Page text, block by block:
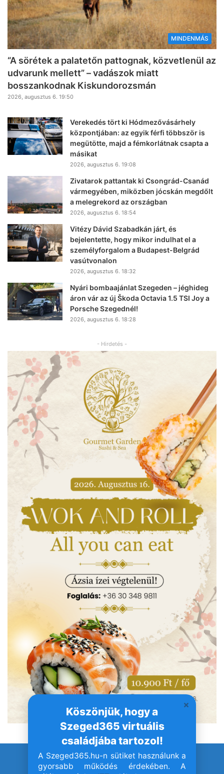
Köszönjük, hogy a
Szeged365 virtuális
családjába tartozol!
A Szeged365.hu-n sütiket használunk a
gyorsabb működés érdekében. A
MINDENMÁS
“A sörétek a palatetőn pattognak, közvetlenül az
udvarunk mellett” – vadászok miatt
bosszankodnak Kiskundorozsmán
2026, augusztus 6. 19:50
Verekedés tört ki Hódmezővásárhely
központjában: az egyik férfi többször is
megütötte, majd a fémkorlátnak csapta a
másikat
2026, augusztus 6. 19:08
Zivatarok pattantak ki Csongrád-Csanád
vármegyében, miközben jócskán megdőlt
a melegrekord az országban
2026, augusztus 6. 18:54
Vitézy Dávid Szabadkán járt, és
bejelentette, hogy mikor indulhat el a
személyforgalom a Budapest-Belgrád
vasútvonalon
2026, augusztus 6. 18:32
Nyári bombaajánlat Szegeden – jéghideg
áron vár az új Škoda Octavia 1.5 TSI Joy a
Porsche Szegednél!
2026, augusztus 6. 18:28
- Hirdetés -
© Szeged365.hu I Minden jog fenntartva!